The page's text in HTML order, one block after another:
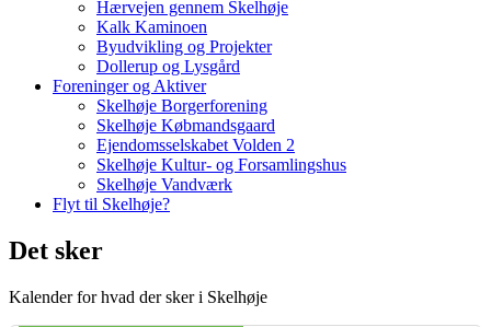
Hærvejen gennem Skelhøje
Kalk Kaminoen
Byudvikling og Projekter
Dollerup og Lysgård
Foreninger og Aktiver
Skelhøje Borgerforening
Skelhøje Købmandsgaard
Ejendomsselskabet Volden 2
Skelhøje Kultur- og Forsamlingshus
Skelhøje Vandværk
Flyt til Skelhøje?
Det sker
Kalender for hvad der sker i Skelhøje